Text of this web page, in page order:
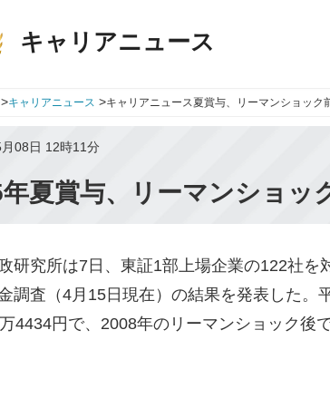
キャリアニュース
>キャリアニュース >キャリアニュース夏賞与、リーマンショック
08日 12時11分
夏賞与、リーマンショッ
研究所は7日、東証1部上場企業の122社を
調査（4月15日現在）の結果を発表した。
4434円で、2008年のリーマンショック後